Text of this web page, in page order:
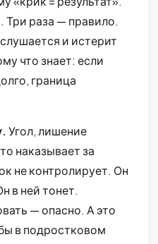
Три раза — правило.
и истерит
что знает: если
граница
Угол, лишение
наказывает за
не контролирует. Он
в ней тонет.
— опасно. А это
в подростковом